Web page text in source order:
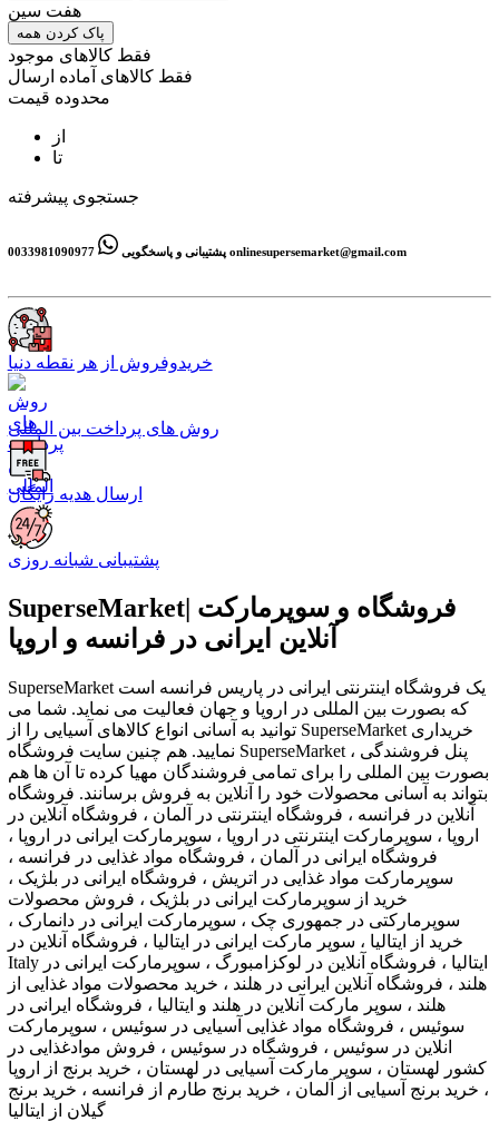
هفت سین
پاک کردن همه
فقط کالاهای موجود
فقط کالاهای آماده ارسال
محدوده قیمت
از
تا
جستجوی پیشرفته
پشتیبانی و پاسخگویی0033981090977 onlinesupersemarket@gmail.com
خریدوفروش از هر نقطه دنیا
روش های پرداخت بین المللی
ارسال هدیه رایگان
پشتیبانی شبانه روزی
SuperseMarket| فروشگاه و سوپرمارکت
آنلاین ایرانی در فرانسه و اروپا
SuperseMarket یک فروشگاه اینترنتی ایرانی در پاریس فرانسه است
که بصورت بین المللی در اروپا و جهان فعالیت می نماید. شما می
توانید به آسانی انواع کالاهای آسیایی را از SuperseMarket خریداری
نمایید. هم چنین سایت فروشگاه SuperseMarket ، پنل فروشندگی
بصورت بین المللی را برای تمامی فروشندگان مهیا کرده تا آن ها هم
بتواند به آسانی محصولات خود را آنلاین به فروش برسانند. فروشگاه
آنلاین در فرانسه ، فروشگاه اینترنتی در آلمان ، فروشگاه آنلاین در
اروپا ، سوپرمارکت اینترنتی در اروپا ، سوپرمارکت ایرانی در اروپا ،
فروشگاه ایرانی در آلمان ، فروشگاه مواد غذایی در فرانسه ،
سوپرمارکت مواد غذایی در اتریش ، فروشگاه ایرانی در بلژیک ،
خرید از سوپرمارکت ایرانی در بلژیک ، فروش محصولات
سوپرمارکتی در جمهوری چک ، سوپرمارکت ایرانی در دانمارک ،
خرید از ایتالیا ، سوپر مارکت ایرانی در ایتالیا ، فروشگاه آنلاین در
Italy ایتالیا ، فروشگاه آنلاین در لوکزامبورگ ، سوپرمارکت ایرانی در
هلند ، فروشگاه آنلاین ایرانی در هلند ، خرید محصولات مواد غذایی از
هلند ، سوپر مارکت آنلاین در هلند و ایتالیا ، فروشگاه ایرانی در
سوئیس ، فروشگاه مواد غذایی آسیایی در سوئیس ، سوپرمارکت
انلاین در سوئیس ، فروشگاه در سوئیس ، فروش موادغذایی در
کشور لهستان ، سوپر مارکت آسیایی در لهستان ، خرید برنج از اروپا
، خرید برنج آسیایی از آلمان ، خرید برنج طارم از فرانسه ، خرید برنج
گیلان از ایتالیا